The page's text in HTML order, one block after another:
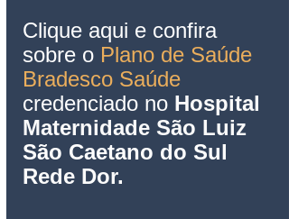
Clique aqui e confira
sobre o Plano de Saúde
Bradesco Saúde
credenciado no Hospital
Maternidade São Luiz
São Caetano do Sul
Rede Dor.